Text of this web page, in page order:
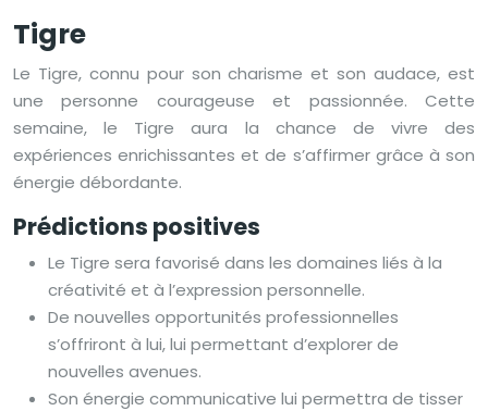
Tigre
Le Tigre, connu pour son charisme et son audace, est
une personne courageuse et passionnée. Cette
semaine, le Tigre aura la chance de vivre des
expériences enrichissantes et de s’affirmer grâce à son
énergie débordante.
Prédictions positives
Le Tigre sera favorisé dans les domaines liés à la
créativité et à l’expression personnelle.
De nouvelles opportunités professionnelles
s’offriront à lui, lui permettant d’explorer de
nouvelles avenues.
Son énergie communicative lui permettra de tisser